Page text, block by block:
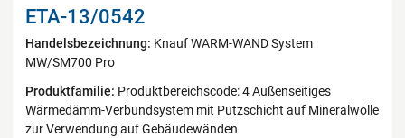
ETA-13/0542
Handelsbezeichnung: Knauf WARM-WAND System
MW/SM700 Pro
Produktfamilie: Produktbereichscode: 4 Außenseitiges
Wärmedämm-Verbundsystem mit Putzschicht auf Mineralwolle
zur Verwendung auf Gebäudewänden